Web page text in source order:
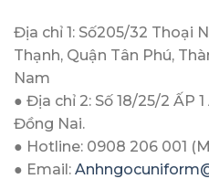
Địa chỉ 1: Số205/32 Thoại
Thạnh, Quận Tân Phú,
Nam
● Địa chỉ 2: Số 18/25/2 ẤP
Đồng Nai.
● Hotline: 0908 206 001
● Email: